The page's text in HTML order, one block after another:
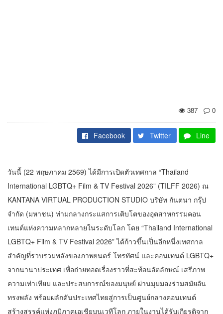
387 0
Facebook Twitter Line
วันนี้ (22 พฤษภาคม 2569) ได้มีการเปิดตัวเทศกาล “Thailand
International LGBTQ+ Film & TV Festival 2026” (TILFF 2026) ณ
KANTANA VIRTUAL PRODUCTION STUDIO บริษัท กันตนา กรุ๊ป
จำกัด (มหาชน) ท่ามกลางกระแสการเติบโตของอุตสาหกรรมคอน
เทนต์แห่งความหลากหลายในระดับโลก โดย “Thailand International
LGBTQ+ Film & TV Festival 2026” ได้ก้าวขึ้นเป็นอีกหนึ่งเทศกาล
สำคัญที่รวบรวมพลังของภาพยนตร์ โทรทัศน์ และคอนเทนต์ LGBTQ+
จากนานาประเทศ เพื่อถ่ายทอดเรื่องราวที่สะท้อนอัตลักษณ์ เสรีภาพ
ความเท่าเทียม และประสบการณ์ของมนุษย์ ผ่านมุมมองร่วมสมัยอัน
ทรงพลัง พร้อมผลักดันประเทศไทยสู่การเป็นศูนย์กลางคอนเทนต์
สร้างสรรค์แห่งภูมิภาคเอเชียบนเวทีโลก ภายในงานได้รับเกียรติจาก